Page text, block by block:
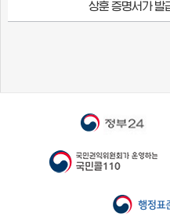
상훈 증명서가 발